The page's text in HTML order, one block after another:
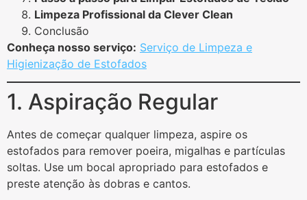
Limpeza Profissional da Clever Clean
Conclusão
Conheça nosso serviço: Serviço de Limpeza e
Higienização de Estofados
1. Aspiração Regular
Antes de começar qualquer limpeza, aspire os
estofados para remover poeira, migalhas e partículas
soltas. Use um bocal apropriado para estofados e
preste atenção às dobras e cantos.